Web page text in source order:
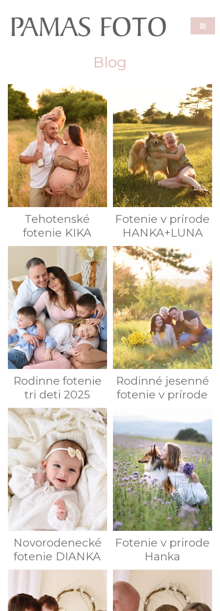
Blog
Tehotenské
fotenie KIKA
Fotenie v prírode
HANKA+LUNA
Rodinne fotenie
tri deti 2025
Rodinné jesenné
fotenie v prírode
Novorodenecké
fotenie DIANKA
Fotenie v prirode
Hanka